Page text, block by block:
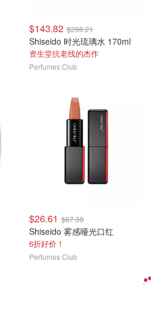
$143.82 $298.21
Shiseido 时光琉璃水 170ml
资生堂抗老线的杰作
Perfumes Club
$26.61 $67.38
Shiseido 雾感哑光口红
6折好价！
Perfumes Club